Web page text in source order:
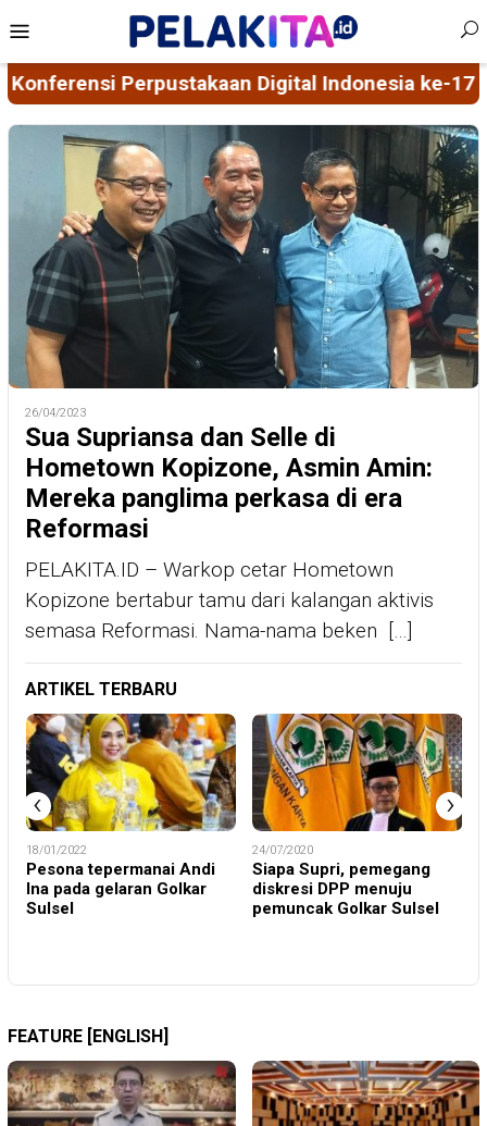
to
content
Menu
Indonesia ke-17 Model Sosialisasi 5D
26/04/2023
Sua Supriansa dan Selle di
Hometown Kopizone, Asmin Amin:
Mereka panglima perkasa di era
Reformasi
PELAKITA.ID – Warkop cetar Hometown
Kopizone bertabur tamu dari kalangan aktivis
semasa Reformasi. Nama-nama beken […]
ARTIKEL TERBARU
18/01/2022
Pesona tepermanai Andi
Ina pada gelaran Golkar
Sulsel
24/07/2020
Siapa Supri, pemegang
diskresi DPP menuju
pemuncak Golkar Sulsel
‹ ›
FEATURE [ENGLISH]